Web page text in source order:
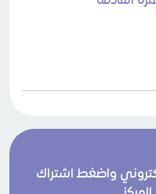
واضغط اشتراك